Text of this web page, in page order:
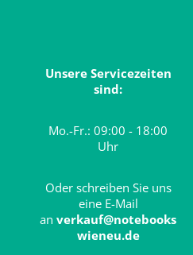
Unsere Servicezeiten
sind:
Mo.-Fr.: 09:00 - 18:00
Uhr
Oder schreiben Sie uns
eine E-Mail
an verkauf@notebooks
wieneu.de